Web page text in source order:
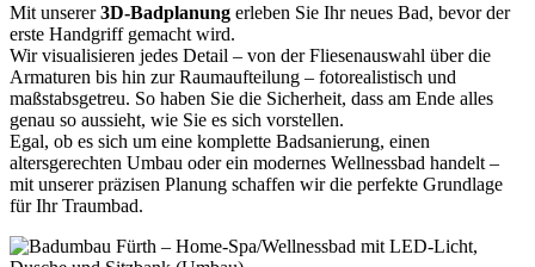
Mit unserer3D-Badplanung erleben Sie Ihr neues Bad, bevor der
erste Handgriff gemacht wird.
Wir visualisieren jedes Detail – von der Fliesenauswahl über die
Armaturen bis hin zur Raumaufteilung – fotorealistisch und
maßstabsgetreu. So haben Sie die Sicherheit, dass am Ende alles
genau so aussieht, wie Sie es sich vorstellen.
Egal, ob es sich um eine komplette Badsanierung, einen
altersgerechten Umbau oder ein modernes Wellnessbad handelt –
mit unserer präzisen Planung schaffen wir die perfekte Grundlage
für Ihr Traumbad.